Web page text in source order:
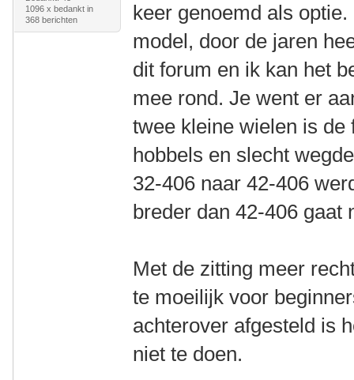
1096 x bedankt in
368 berichten
keer genoemd als
model, door de jaren
dit forum en ik kan het
mee rond. Je went er
twee kleine wielen is
hobbels en slecht
32-406 naar 42-406
breder dan 42-406 gaat
Met de zitting meer
te moeilijk voor
achterover afgesteld is
niet te doen.